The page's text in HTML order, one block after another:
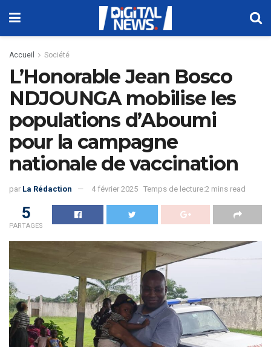
Accueil Société
L’Honorable Jean Bosco
NDJOUNGA mobilise les
populations d’Aboumi
pour la campagne
nationale de vaccination
par La Rédaction 4 février 2025 Temps de lecture:2 mins read
5
PARTAGES